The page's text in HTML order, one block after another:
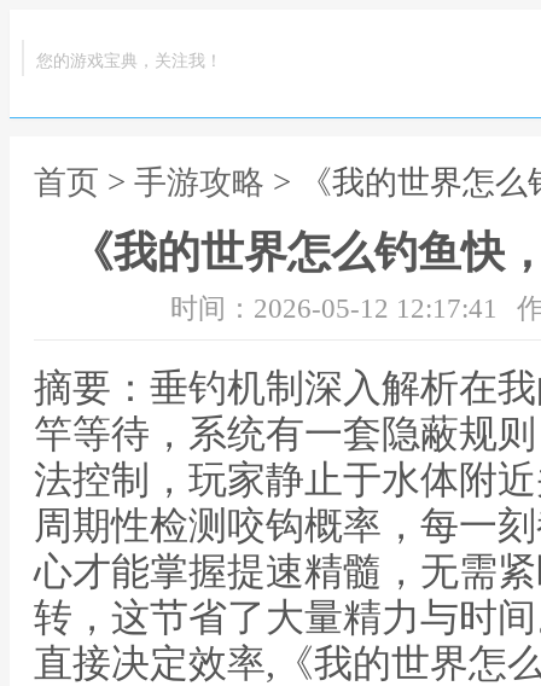
您的游戏宝典，关注我！
首页 > 手游攻略 > 《我的世界怎
《我的世界怎么钓鱼快
时间：2026-05-12 12:17:41
摘要：垂钓机制深入解析在
竿等待，系统有一套隐蔽规
法控制，玩家静止于水体附
周期性检测咬钩概率，每一
心才能掌握提速精髓，无需
转，这节省了大量精力与时
直接决定效率,《我的世界怎